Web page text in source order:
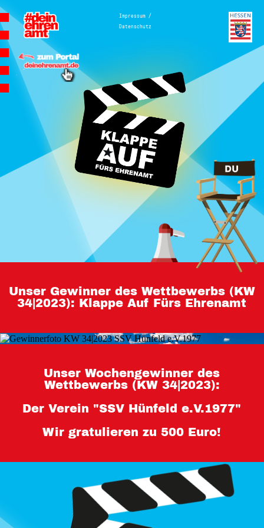
Hauptnavigation
Homepage | Wettbewerb Dein
Ehrenamt ist Herzenssache
Teilnahmebedingungen
MeinMoment
Teilnahmebedingungen
KlappeAuf
Teilnahmebedingungen 80 Jahre
Hessen
Datenschutz
Impressum /
Datenschutz
Unser Gewinner des Wettbewerbs (KW
34|2023): Klappe Auf Fürs Ehrenamt
Unser Wochengewinner des
Wettbewerbs (KW 34|2023):
Der Verein "SSV Hünfeld e.V.1977"
Wir gratulieren zu 500 Euro!